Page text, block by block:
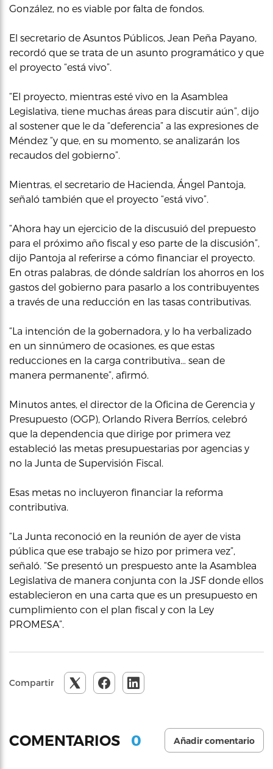
González, no es viable por falta de fondos.
El secretario de Asuntos Públicos, Jean Peña Payano,
recordó que se trata de un asunto programático y que
el proyecto “está vivo”.
“El proyecto, mientras esté vivo en la Asamblea
Legislativa, tiene muchas áreas para discutir aún”, dijo
al sostener que le da “deferencia” a las expresiones de
Méndez “y que, en su momento, se analizarán los
recaudos del gobierno”.
Mientras, el secretario de Hacienda, Ángel Pantoja,
señaló también que el proyecto “está vivo”.
“Ahora hay un ejercicio de la discusuió del prepuesto
para el próximo año fiscal y eso parte de la discusión”,
dijo Pantoja al referirse a cómo financiar el proyecto.
En otras palabras, de dónde saldrían los ahorros en los
gastos del gobierno para pasarlo a los contribuyentes
a través de una reducción en las tasas contributivas.
“La intención de la gobernadora, y lo ha verbalizado
en un sinnúmero de ocasiones, es que estas
reducciones en la carga contributiva… sean de
manera permanente”, afirmó.
Minutos antes, el director de la Oficina de Gerencia y
Presupuesto (OGP), Orlando Rivera Berríos, celebró
que la dependencia que dirige por primera vez
estableció las metas presupuestarias por agencias y
no la Junta de Supervisión Fiscal.
Esas metas no incluyeron financiar la reforma
contributiva.
“La Junta reconoció en la reunión de ayer de vista
pública que ese trabajo se hizo por primera vez”,
señaló. “Se presentó un prespuesto ante la Asamblea
Legislativa de manera conjunta con la JSF donde ellos
establecieron en una carta que es un presupuesto en
cumplimiento con el plan fiscal y con la Ley
PROMESA”.
Compartir
COMENTARIOS 0 Añadir comentario